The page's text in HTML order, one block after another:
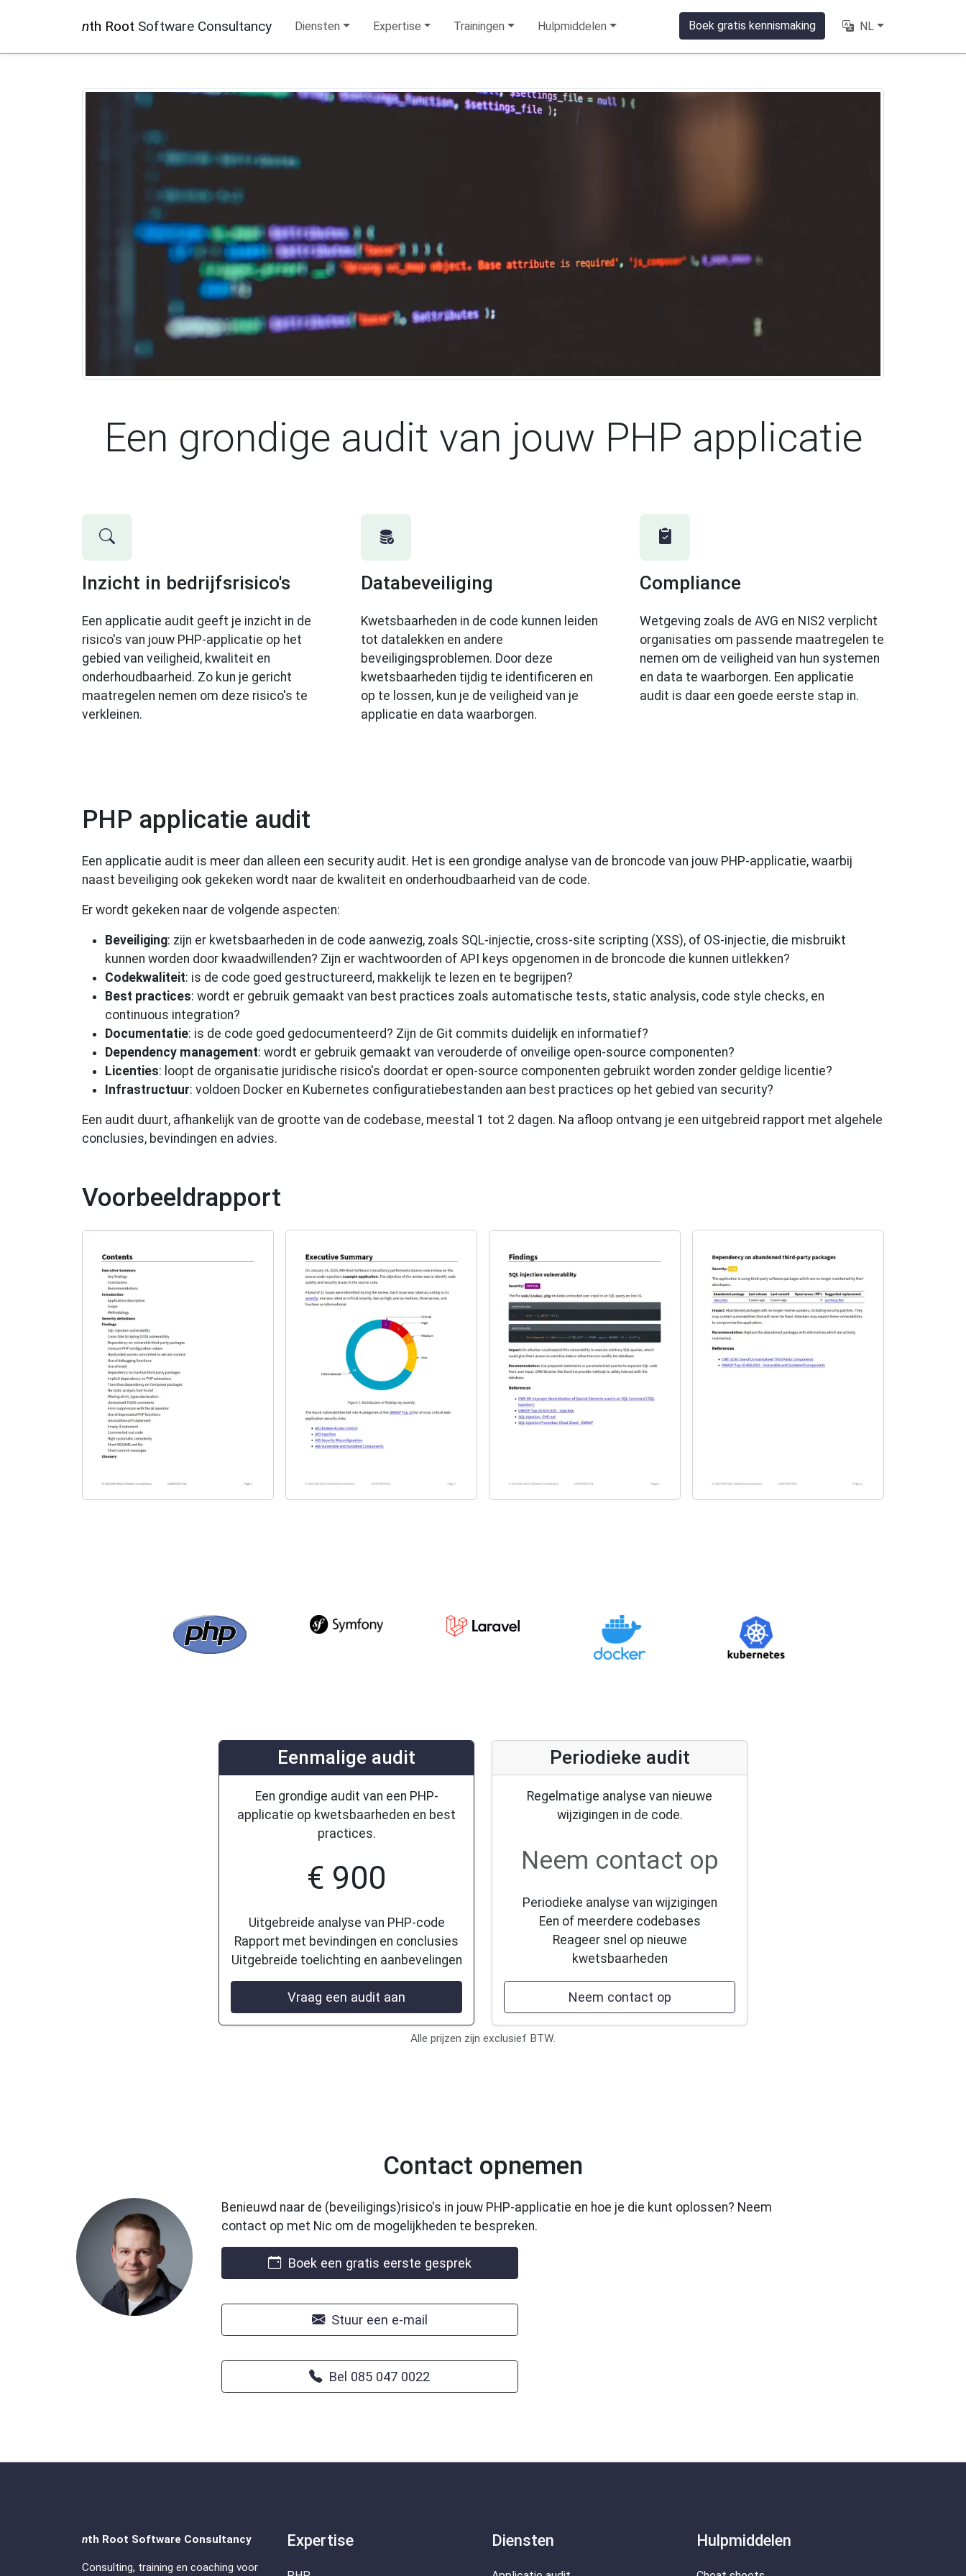
nth Root Software Consultancy Diensten Expertise Trainingen Hulpmiddelen Boek gratis kennismaking NL
Een grondige audit van jouw PHP applicatie
Inzicht in bedrijfsrisico's
Een applicatie audit geeft je inzicht in de
risico's van jouw PHP-applicatie op het
gebied van veiligheid, kwaliteit en
onderhoudbaarheid. Zo kun je gericht
maatregelen nemen om deze risico's te
verkleinen.
Databeveiliging
Kwetsbaarheden in de code kunnen leiden
tot datalekken en andere
beveiligingsproblemen. Door deze
kwetsbaarheden tijdig te identificeren en
op te lossen, kun je de veiligheid van je
applicatie en data waarborgen.
Compliance
Wetgeving zoals de AVG en NIS2 verplicht
organisaties om passende maatregelen te
nemen om de veiligheid van hun systemen
en data te waarborgen. Een applicatie
audit is daar een goede eerste stap in.
PHP applicatie audit
Een applicatie audit is meer dan alleen een security audit. Het is een grondige analyse van de broncode van jouw PHP-applicatie, waarbij
naast beveiliging ook gekeken wordt naar de kwaliteit en onderhoudbaarheid van de code.
Er wordt gekeken naar de volgende aspecten:
Beveiliging: zijn er kwetsbaarheden in de code aanwezig, zoals SQL-injectie, cross-site scripting (XSS), of OS-injectie, die misbruikt
kunnen worden door kwaadwillenden? Zijn er wachtwoorden of API keys opgenomen in de broncode die kunnen uitlekken?
Codekwaliteit: is de code goed gestructureerd, makkelijk te lezen en te begrijpen?
Best practices: wordt er gebruik gemaakt van best practices zoals automatische tests, static analysis, code style checks, en
continuous integration?
Documentatie: is de code goed gedocumenteerd? Zijn de Git commits duidelijk en informatief?
Dependency management: wordt er gebruik gemaakt van verouderde of onveilige open-source componenten?
Licenties: loopt de organisatie juridische risico's doordat er open-source componenten gebruikt worden zonder geldige licentie?
Infrastructuur: voldoen Docker en Kubernetes configuratiebestanden aan best practices op het gebied van security?
Een audit duurt, afhankelijk van de grootte van de codebase, meestal 1 tot 2 dagen. Na afloop ontvang je een uitgebreid rapport met algehele
conclusies, bevindingen en advies.
Voorbeeldrapport
Eenmalige audit
Een grondige audit van een PHP-
applicatie op kwetsbaarheden en best
practices.
€ 900
Uitgebreide analyse van PHP-code
Rapport met bevindingen en conclusies
Uitgebreide toelichting en aanbevelingen
Vraag een audit aan
Periodieke audit
Regelmatige analyse van nieuwe
wijzigingen in de code.
Neem contact op
Periodieke analyse van wijzigingen
Een of meerdere codebases
Reageer snel op nieuwe
kwetsbaarheden
Neem contact op
Alle prijzen zijn exclusief BTW.
Contact opnemen
Benieuwd naar de (beveiligings)risico's in jouw PHP-applicatie en hoe je die kunt oplossen? Neem
contact op met Nic om de mogelijkheden te bespreken.
Boek een gratis eerste gesprek
Stuur een e-mail
Bel 085 047 0022
nth Root Software Consultancy
Consulting, training en coaching voor
Expertise Diensten Hulpmiddelen